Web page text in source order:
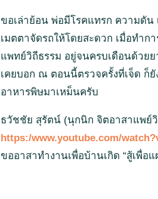
ขอเล่าย้อน พ่อมีโรคแทรก ความดัน
เมตตาจัดรถให้โดยสะดวก เมื่อทำ
แพทย์วิถีธรรม อยู่จนครบเดือนด้วย
เคยบอก ณ ตอนนี้ตรวจครั้งที่เจ็ด ก็
อาหารพิษมาเหม็นครับ
ธวัชชัย สุรัตน์ (นุกนิก จิตอาสาแพย์
https:/www.youtube.com/
ขออาสาทำงานเพื่อบ้านเกิด “สู้เพื่อ